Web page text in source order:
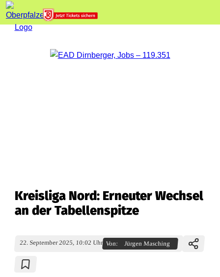
Kreisliga Nord: Erneuter Wechsel
an der Tabellenspitze
22. September 2025, 10:02 Uhr Von: Jürgen Masching